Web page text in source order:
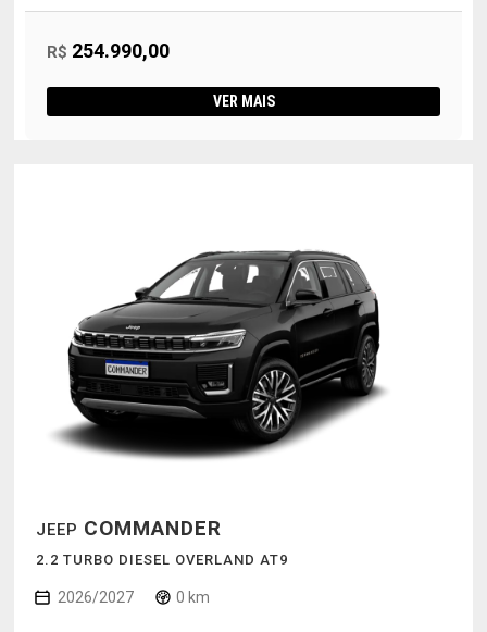
R$ 254.990,00
VER MAIS
JEEP COMMANDER
2.2 TURBO DIESEL OVERLAND AT9
2026/2027 0 km